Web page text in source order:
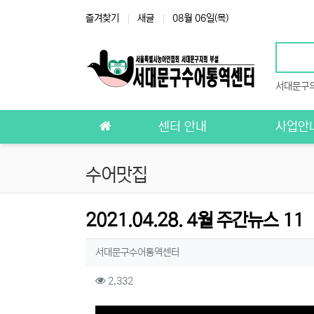
즐겨찾기 새글 08월 06일(목)
서대문구
센터 안내 사업안
수어맛집
2021.04.28. 4월 주간뉴스 11
작성자 정보
서대문구수어통역센터
컨텐츠 정보
2,332